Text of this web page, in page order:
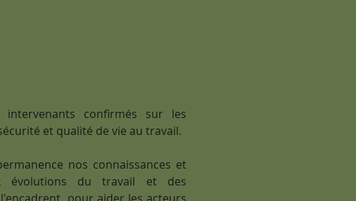
intervenants confirmés sur les
et qualité de vie au travail.
nos connaissances et
évolutions du travail et des